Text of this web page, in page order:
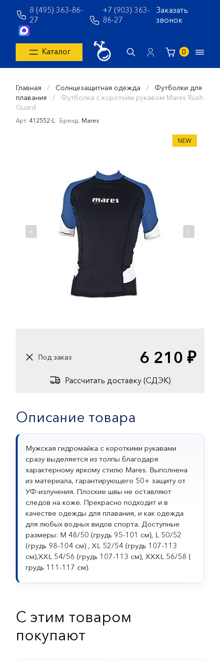
8 (495) 363-86-
27
+7 (903) 363-
86-27
Заказать
звонок
Каталог 0
Главная / Солнцезащитная одежда / Футболки для
плавания / Футболка с коротким рукавом Mares Rush
Guard
Арт: 412552-L Бренд: Mares
NEW
< >
Под заказ 6 210 ₽
Рассчитать доставку (СДЭК)
Описание товара
Мужская гидромайка с короткими рукавами
сразу выделяется из толпы благодаря
характерному яркому стилю Mares. Выполнена
из материала, гарантирующего 50+ защиту от
УФ-излучения. Плоские швы не оставляют
следов на коже. Прекрасно подходит и в
качестве одежды для плавания, и как одежда
для любых водных видов спорта. Доступные
размеры: M 48/50 (грудь 95-101 см), L 50/52
(грудь 98-104 см) , XL 52/54 (грудь 107-113
см),XXL 54/56 (грудь 107-113 см), XXXL 56/58 (
грудь 111-117 см).
С этим товаром
покупают